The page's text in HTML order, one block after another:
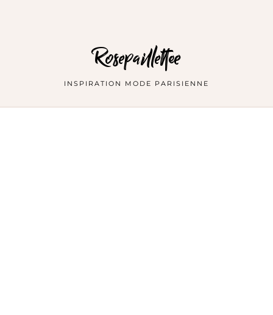
Rosepaillettee
INSPIRATION MODE PARISIENNE